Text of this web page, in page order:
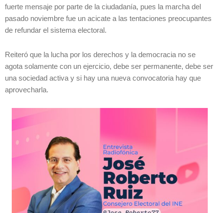
fuerte mensaje por parte de la ciudadanía, pues la marcha del
pasado noviembre fue un acicate a las tentaciones preocupantes
de refundar el sistema electoral.
Reiteró que la lucha por los derechos y la democracia no se
agota solamente con un ejercicio, debe ser permanente, debe ser
una sociedad activa y si hay una nueva convocatoria hay que
aprovecharla.